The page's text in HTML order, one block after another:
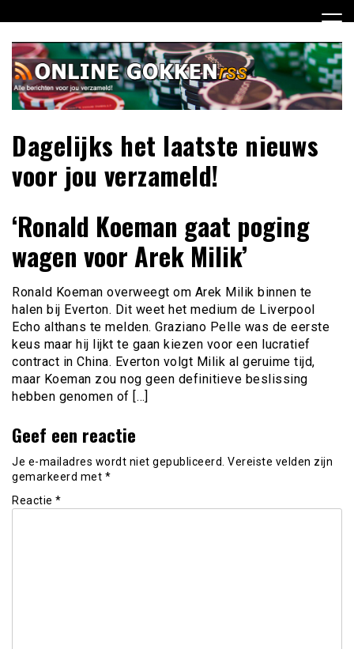
naar
inhoud
Dagelijks het laatste nieuws
voor jou verzameld!
‘Ronald Koeman gaat poging
wagen voor Arek Milik’
Ronald Koeman overweegt om Arek Milik binnen te
halen bij Everton. Dit weet het medium de Liverpool
Echo althans te melden. Graziano Pelle was de eerste
keus maar hij lijkt te gaan kiezen voor een lucratief
contract in China. Everton volgt Milik al geruime tijd,
maar Koeman zou nog geen definitieve beslissing
hebben genomen of […]
Geef een reactie
Je e-mailadres wordt niet gepubliceerd. Vereiste velden zijn
gemarkeerd met *
Reactie *